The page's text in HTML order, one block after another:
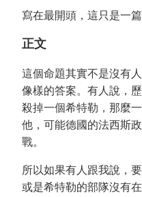
寫在最開頭，這只是一篇
正文
這個命題其實不是沒有
像樣的答案。有人說，
殺掉一個希特勒，那麼
他，可能德國的法西斯
戰。
所以如果有人跟我說，
或是希特勒的部隊沒有